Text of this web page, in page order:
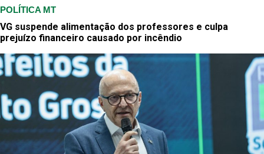
POLÍTICA MT
VG suspende alimentação dos professores e culpa
prejuízo financeiro causado por incêndio